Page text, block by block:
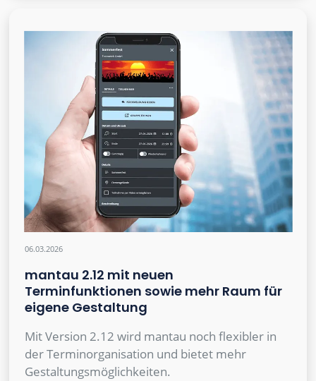
06.03.2026
mantau 2.12 mit neuen
Terminfunktionen sowie mehr Raum für
eigene Gestaltung
Mit Version 2.12 wird mantau noch flexibler in
der Terminorganisation und bietet mehr
Gestaltungsmöglichkeiten.